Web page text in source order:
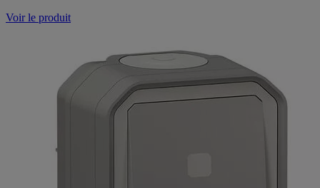
Voir le produit